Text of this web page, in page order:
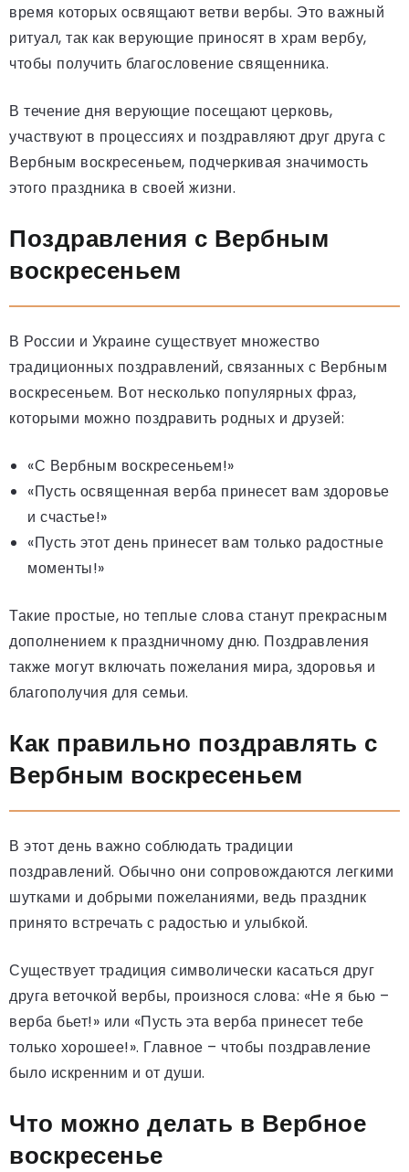
время которых освящают ветви вербы. Это важный
ритуал, так как верующие приносят в храм вербу,
чтобы получить благословение священника.
В течение дня верующие посещают церковь,
участвуют в процессиях и поздравляют друг друга с
Вербным воскресеньем, подчеркивая значимость
этого праздника в своей жизни.
Поздравления с Вербным
воскресеньем
В России и Украине существует множество
традиционных поздравлений, связанных с Вербным
воскресеньем. Вот несколько популярных фраз,
которыми можно поздравить родных и друзей:
«С Вербным воскресеньем!»
«Пусть освященная верба принесет вам здоровье
и счастье!»
«Пусть этот день принесет вам только радостные
моменты!»
Такие простые, но теплые слова станут прекрасным
дополнением к праздничному дню. Поздравления
также могут включать пожелания мира, здоровья и
благополучия для семьи.
Как правильно поздравлять с
Вербным воскресеньем
В этот день важно соблюдать традиции
поздравлений. Обычно они сопровождаются легкими
шутками и добрыми пожеланиями, ведь праздник
принято встречать с радостью и улыбкой.
Существует традиция символически касаться друг
друга веточкой вербы, произнося слова: «Не я бью –
верба бьет!» или «Пусть эта верба принесет тебе
только хорошее!». Главное – чтобы поздравление
было искренним и от души.
Что можно делать в Вербное
воскресенье